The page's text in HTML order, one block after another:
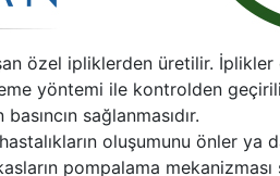
özel ipliklerden üretilir.
yöntemi ile kontrolden
sağlanmasıdır.
oluşumunu önler ya
pompalama